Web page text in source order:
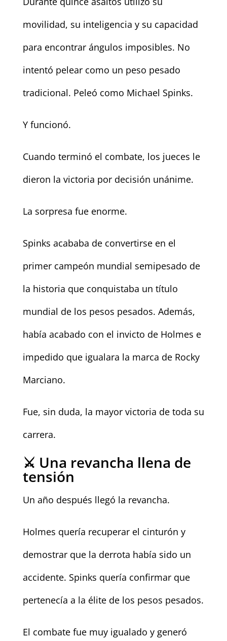
movilidad, su inteligencia y su capacidad
para encontrar ángulos imposibles. No
intentó pelear como un peso pesado
tradicional. Peleó como Michael Spinks.
Y funcionó.
Cuando terminó el combate, los jueces le
dieron la victoria por decisión unánime.
La sorpresa fue enorme.
Spinks acababa de convertirse en el
primer campeón mundial semipesado de
la historia que conquistaba un título
mundial de los pesos pesados. Además,
había acabado con el invicto de Holmes e
impedido que igualara la marca de Rocky
Marciano.
Fue, sin duda, la mayor victoria de toda su
carrera.
⚔️ Una revancha llena de
tensión
Un año después llegó la revancha.
Holmes quería recuperar el cinturón y
demostrar que la derrota había sido un
accidente. Spinks quería confirmar que
pertenecía a la élite de los pesos pesados.
El combate fue muy igualado y generó